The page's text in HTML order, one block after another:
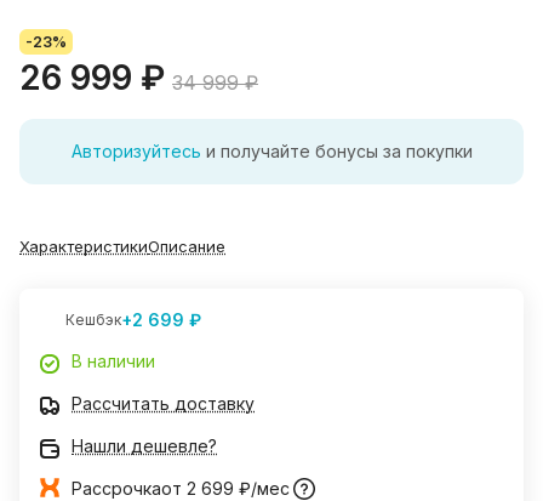
-23%
26 999 ₽ 34 999 ₽
Авторизуйтесь и получайте бонусы за покупки
ХарактеристикиОписание
Кешбэк+2 699 ₽
В наличии
Рассчитать доставку
Нашли дешевле?
Рассрочкаот 2 699 ₽/мес